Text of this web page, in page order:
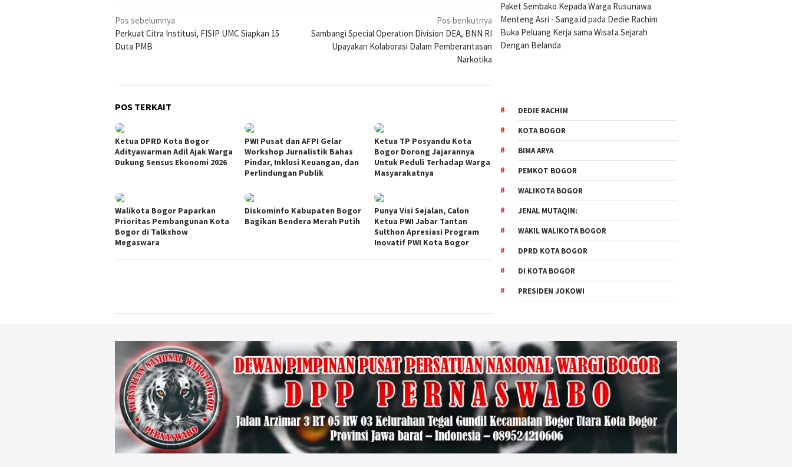
Navigasi
pos
Pos sebelumnya
Perkuat Citra Institusi, FISIP UMC Siapkan 15
Duta PMB
Pos berikutnya
Sambangi Special Operation Division DEA, BNN RI
Upayakan Kolaborasi Dalam Pemberantasan
Narkotika
POS TERKAIT
Ketua DPRD Kota Bogor
Adityawarman Adil Ajak Warga
Dukung Sensus Ekonomi 2026
PWI Pusat dan AFPI Gelar
Workshop Jurnalistik Bahas
Pindar, Inklusi Keuangan, dan
Perlindungan Publik
Ketua TP Posyandu Kota
Bogor Dorong Jajarannya
Untuk Peduli Terhadap Warga
Masyarakatnya
Walikota Bogor Paparkan
Prioritas Pembangunan Kota
Bogor di Talkshow
Megaswara
Diskominfo Kabupaten Bogor
Bagikan Bendera Merah Putih
Punya Visi Sejalan, Calon
Ketua PWI Jabar Tantan
Sulthon Apresiasi Program
Inovatif PWI Kota Bogor
Paket Sembako Kepada Warga Rusunawa
Menteng Asri - Sanga.id pada Dedie Rachim
Buka Peluang Kerja sama Wisata Sejarah
Dengan Belanda
DEDIE RACHIM
KOTA BOGOR
BIMA ARYA
PEMKOT BOGOR
WALIKOTA BOGOR
JENAL MUTAQIN:
WAKIL WALIKOTA BOGOR
DPRD KOTA BOGOR
DI KOTA BOGOR
PRESIDEN JOKOWI